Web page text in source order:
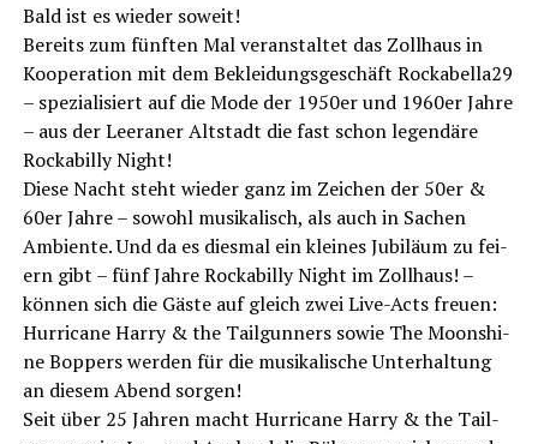
Bald ist es wie­der soweit!
Bereits zum fünf­ten Mal ver­an­stal­tet das Zoll­haus in
Koope­ra­ti­on mit dem Beklei­dungs­ge­schäft Rockabella29
– spe­zia­li­siert auf die Mode der 1950er und 1960er Jah­re
– aus der Leera­ner Alt­stadt die fast schon legen­dä­re
Rocka­bil­ly Night!
Die­se Nacht steht wie­der ganz im Zei­chen der 50er &
60er Jah­re – sowohl musi­ka­lisch, als auch in Sachen
Ambi­en­te. Und da es dies­mal ein klei­nes Jubi­lä­um zu fei­
ern gibt – fünf Jah­re Rocka­bil­ly Night im Zoll­haus! –
kön­nen sich die Gäs­te auf gleich zwei Live-Acts freu­en:
Hur­ri­ca­ne Har­ry & the Tail­gun­ners sowie The Moons­hi­
ne Bop­pers wer­den für die musi­ka­li­sche Unter­hal­tung
an die­sem Abend sorgen!
Seit über 25 Jah­ren macht Hur­ri­ca­ne Har­ry & the Tail­